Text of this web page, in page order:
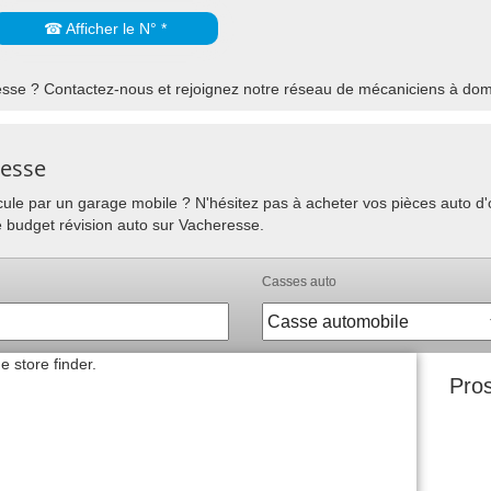
☎ Afficher le N° *
? Contactez-nous et rejoignez notre réseau de mécaniciens à
par un garage mobile ? N'hésitez pas à acheter vos pièces auto
révision auto sur Vacheresse.